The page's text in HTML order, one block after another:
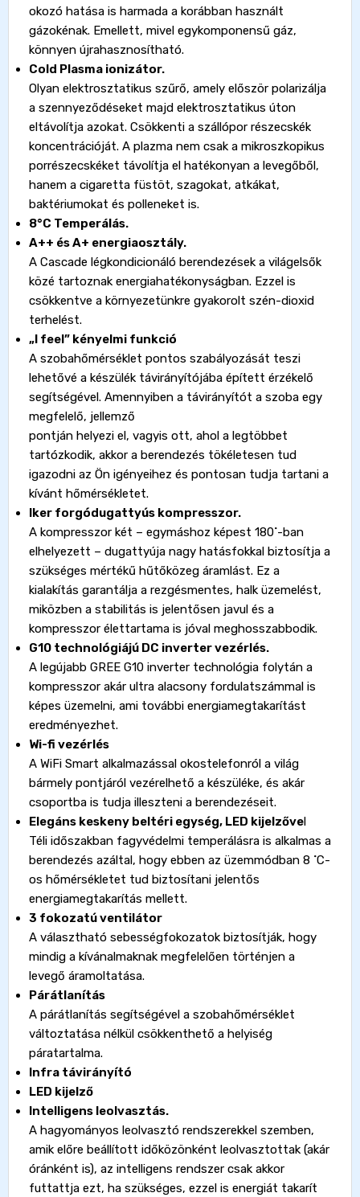
okozó hatása is harmada a korábban használt
gázokénak. Emellett, mivel egykomponensű gáz,
könnyen újrahasznosítható.
Cold Plasma ionizátor.
Olyan elektrosztatikus szűrő, amely először polarizálja
a szennyeződéseket majd elektrosztatikus úton
eltávolítja azokat. Csökkenti a szállópor részecskék
koncentrációját. A plazma nem csak a mikroszkopikus
porrészecskéket távolítja el hatékonyan a levegőből,
hanem a cigaretta füstöt, szagokat, atkákat,
baktériumokat és polleneket is.
8°C Temperálás.
A++ és A+ energiaosztály.
A Cascade légkondicionáló berendezések a világelsők
közé tartoznak energiahatékonyságban. Ezzel is
csökkentve a környezetünkre gyakorolt szén-dioxid
terhelést.
„I feel” kényelmi funkció
A szobahőmérséklet pontos szabályozását teszi
lehetővé a készülék távirányítójába épített érzékelő
segítségével. Amennyiben a távirányítót a szoba egy
megfelelő, jellemző
pontján helyezi el, vagyis ott, ahol a legtöbbet
tartózkodik, akkor a berendezés tökéletesen tud
igazodni az Ön igényeihez és pontosan tudja tartani a
kívánt hőmérsékletet.
Iker forgódugattyús kompresszor.
A kompresszor két – egymáshoz képest 180˚-ban
elhelyezett – dugattyúja nagy hatásfokkal biztosítja a
szükséges mértékű hűtőközeg áramlást. Ez a
kialakítás garantálja a rezgésmentes, halk üzemelést,
miközben a stabilitás is jelentősen javul és a
kompresszor élettartama is jóval meghosszabbodik.
G10 technológiájú DC inverter vezérlés.
A legújabb GREE G10 inverter technológia folytán a
kompresszor akár ultra alacsony fordulatszámmal is
képes üzemelni, ami további energiamegtakarítást
eredményezhet.
Wi-fi vezérlés
A WiFi Smart alkalmazással okostelefonról a világ
bármely pontjáról vezérelhető a készüléke, és akár
csoportba is tudja illeszteni a berendezéseit.
Elegáns keskeny beltéri egység, LED kijelzővel
Téli időszakban fagyvédelmi temperálásra is alkalmas a
berendezés azáltal, hogy ebben az üzemmódban 8 ˚C-
os hőmérsékletet tud biztosítani jelentős
energiamegtakarítás mellett.
3 fokozatú ventilátor
A választható sebességfokozatok biztosítják, hogy
mindig a kívánalmaknak megfelelően történjen a
levegő áramoltatása.
Párátlanítás
A párátlanítás segítségével a szobahőmérséklet
változtatása nélkül csökkenthető a helyiség
páratartalma.
Infra távirányító
LED kijelző
Intelligens leolvasztás.
A hagyományos leolvasztó rendszerekkel szemben,
amik előre beállított időközönként leolvasztottak (akár
óránként is), az intelligens rendszer csak akkor
futtattja ezt, ha szükséges, ezzel is energiát takarít